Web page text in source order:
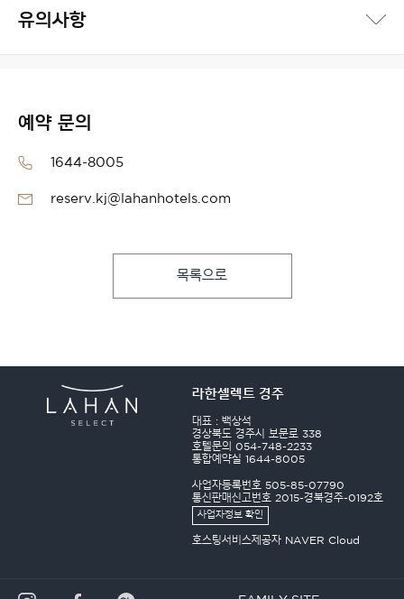
유의사항
예약 문의
1644-8005
reserv.kj@lahanhotels.com
목록으로
라한셀렉트 경주
대표 : 백상석
경상북도 경주시 보문로 338
호텔문의 054-748-2233
통합예약실 1644-8005
사업자등록번호 505-85-07790
통신판매신고번호 2015-경북경주-0192호
사업자정보 확인
호스팅서비스제공자 NAVER Cloud